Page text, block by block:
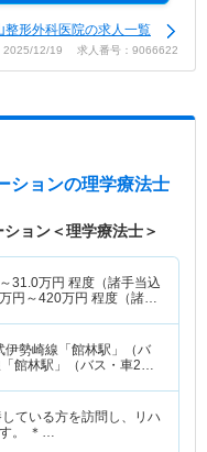
整形外科医院の求人一覧
2025/12/19 求人番号：9066622
ションの理学療法士
ョン＜理学療法士＞
31.0万円 程度（諸手当込
万円～420万円 程度（諸手
伊勢崎線「館林駅」（バ
館林駅」（バス・車21
している方を訪問し、リハ
。 ＊…